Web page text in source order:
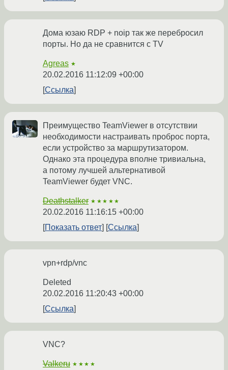
Дома юзаю RDP + noip так же перебросил
порты. Но да не сравнится с TV
Agreas ★
20.02.2016 11:12:09 +00:00
Ссылка
Преимущество TeamViewer в отсутствии
необходимости настраивать проброс порта,
если устройство за маршрутизатором.
Однако эта процедура вполне тривиальна,
а потому лучшей альтернативой
TeamViewer будет VNC.
Deathstalker ★★★★★
20.02.2016 11:16:15 +00:00
Показать ответ
Ссылка
vpn+rdp/vnc
Deleted
20.02.2016 11:20:43 +00:00
Ссылка
VNC?
Valkeru ★★★★